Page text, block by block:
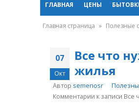
ГЛАВНАЯ ЦЕНЫ
Главная страница » Полезные
07
Окт
Все что
жилья
Автор semenosr
Комментарии к записи Все